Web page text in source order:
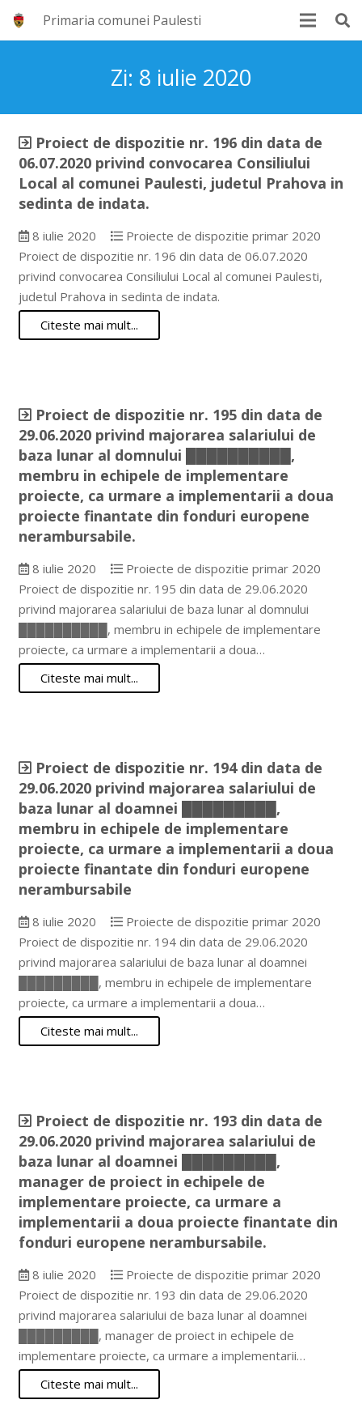
Primaria comunei Paulesti
Zi: 8 iulie 2020
Proiect de dispozitie nr. 196 din data de
06.07.2020 privind convocarea Consiliului
Local al comunei Paulesti, judetul Prahova in
sedinta de indata.
8 iulie 2020
Proiecte de dispozitie primar 2020
Proiect de dispozitie nr. 196 din data de 06.07.2020
privind convocarea Consiliului Local al comunei Paulesti,
judetul Prahova in sedinta de indata.
Citeste mai mult...
Proiect de dispozitie nr. 195 din data de
29.06.2020 privind majorarea salariului de
baza lunar al domnului ██████████,
membru in echipele de implementare
proiecte, ca urmare a implementarii a doua
proiecte finantate din fonduri europene
nerambursabile.
8 iulie 2020
Proiecte de dispozitie primar 2020
Proiect de dispozitie nr. 195 din data de 29.06.2020
privind majorarea salariului de baza lunar al domnului
██████████, membru in echipele de implementare
proiecte, ca urmare a implementarii a doua…
Citeste mai mult...
Proiect de dispozitie nr. 194 din data de
29.06.2020 privind majorarea salariului de
baza lunar al doamnei █████████,
membru in echipele de implementare
proiecte, ca urmare a implementarii a doua
proiecte finantate din fonduri europene
nerambursabile
8 iulie 2020
Proiecte de dispozitie primar 2020
Proiect de dispozitie nr. 194 din data de 29.06.2020
privind majorarea salariului de baza lunar al doamnei
█████████, membru in echipele de implementare
proiecte, ca urmare a implementarii a doua…
Citeste mai mult...
Proiect de dispozitie nr. 193 din data de
29.06.2020 privind majorarea salariului de
baza lunar al doamnei █████████,
manager de proiect in echipele de
implementare proiecte, ca urmare a
implementarii a doua proiecte finantate din
fonduri europene nerambursabile.
8 iulie 2020
Proiecte de dispozitie primar 2020
Proiect de dispozitie nr. 193 din data de 29.06.2020
privind majorarea salariului de baza lunar al doamnei
█████████, manager de proiect in echipele de
implementare proiecte, ca urmare a implementarii…
Citeste mai mult...